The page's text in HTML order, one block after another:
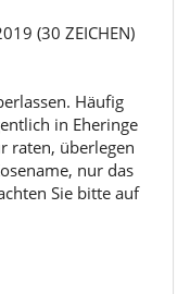
(30 ZEICHEN)
Häufig
in Eheringe
raten, überlegen
nur das
Sie bitte auf